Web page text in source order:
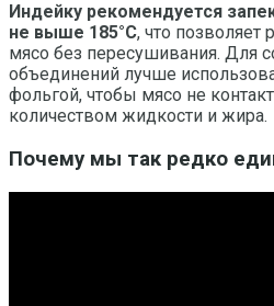
Индейку рекомендуется
не выше 185°C, что позволяет
мясо без пересушивания. Для
объединений лучше
фольгой, чтобы мясо не
количеством жидкости и жира.
Почему мы так редко